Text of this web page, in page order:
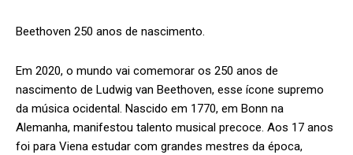
Beethoven 250 anos de nascimento.
Em 2020, o mundo vai comemorar os 250 anos de
nascimento de Ludwig van Beethoven, esse ícone supremo
da música ocidental. Nascido em 1770, em Bonn na
Alemanha, manifestou talento musical precoce. Aos 17 anos
foi para Viena estudar com grandes mestres da época,